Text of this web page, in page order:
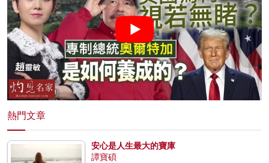
熱門文章
安心是人生最大的寶庫
譚寶碩